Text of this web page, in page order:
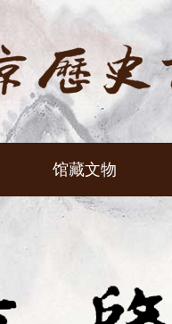
馆藏文物